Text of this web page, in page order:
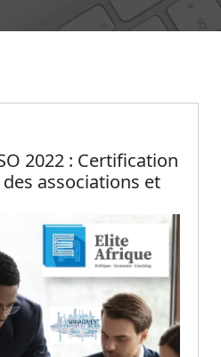
2022 : Certification
associations et